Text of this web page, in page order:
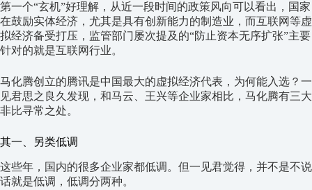
第一个“玄机”好理解，从近一段时间的政策风向可以看出，国家
在鼓励实体经济，尤其是具有创新能力的制造业，而互联网等虚
拟经济备受打压，监管部门屡次提及的“防止资本无序扩张”主要
针对的就是互联网行业。
马化腾创立的腾讯是中国最大的虚拟经济代表，为何能入选？一
见君思之良久发现，和马云、王兴等企业家相比，马化腾有三大
非比寻常之处。
其一、另类低调
这些年，国内的很多企业家都低调。但一见君觉得，并不是不说
话就是低调，低调分两种。